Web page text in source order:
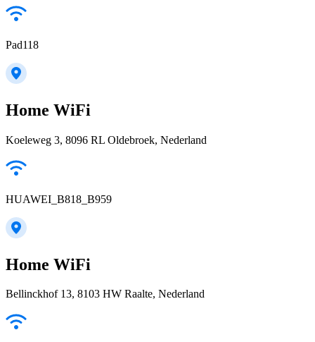
Pad118
Home WiFi
Koeleweg 3, 8096 RL Oldebroek, Nederland
HUAWEI_B818_B959
Home WiFi
Bellinckhof 13, 8103 HW Raalte, Nederland